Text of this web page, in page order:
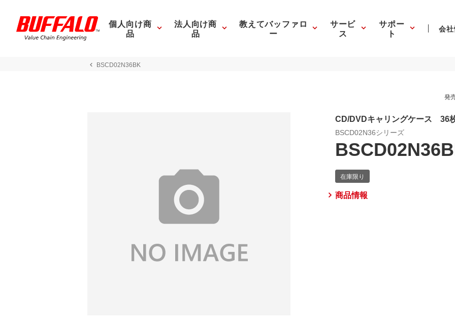
個人向け商
品
法人向け商
品
教えてバッファロ
ー
サービ
ス
サポー
ト 会
BSCD02N36BK
発
CD/DVDキャリングケース 36
BSCD02N36シリーズ
商品情報